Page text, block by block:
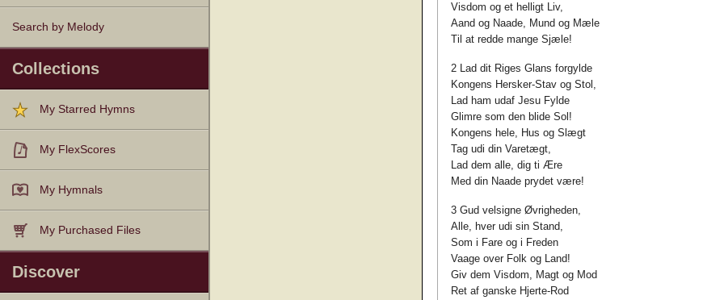
Search by Melody
Collections
My Starred Hymns
My FlexScores
My Hymnals
My Purchased Files
Discover
Visdom og et helligt Liv,
Aand og Naade, Mund og Mæle
Til at redde mange Sjæle!
2 Lad dit Riges Glans forgylde
Kongens Hersker-Stav og Stol,
Lad ham udaf Jesu Fylde
Glimre som den blide Sol!
Kongens hele, Hus og Slægt
Tag udi din Varetægt,
Lad dem alle, dig ti Ære
Med din Naade prydet være!
3 Gud velsigne Øvrigheden,
Alle, hver udi sin Stand,
Som i Fare og i Freden
Vaage over Folk og Land!
Giv dem Visdom, Magt og Mod
Ret af ganske Hjerte-Rod